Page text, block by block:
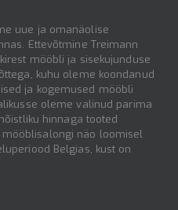
uue ja omanäolise
Ettevõtmine Treimann
mööbli ja sisekujunduse
kuhu oleme koondanud
ja kogemused mööbli
oleme valinud parima
hinnaga tooted
näo loomisel
Belgias, kust on